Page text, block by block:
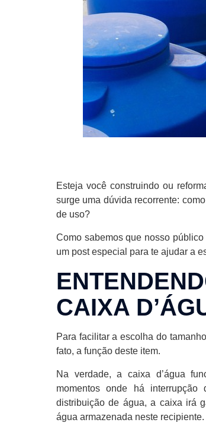
Esteja você construindo ou
surge uma dúvida recorrente:
de uso?
Como sabemos que nosso
um post especial para te ajudar a
CAIXA
Para facilitar a escolha do
fato, a função deste item.
Na verdade, a caixa d’água
momentos onde há
distribuição de água, a caixa irá
água armazenada neste recipiente.